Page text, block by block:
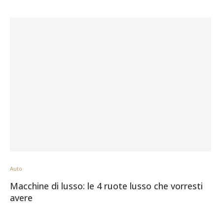
Auto
Macchine di lusso: le 4 ruote lusso che vorresti
avere